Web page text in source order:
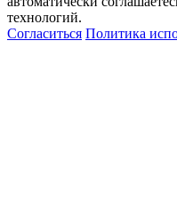
технологий.
Согласиться Политика